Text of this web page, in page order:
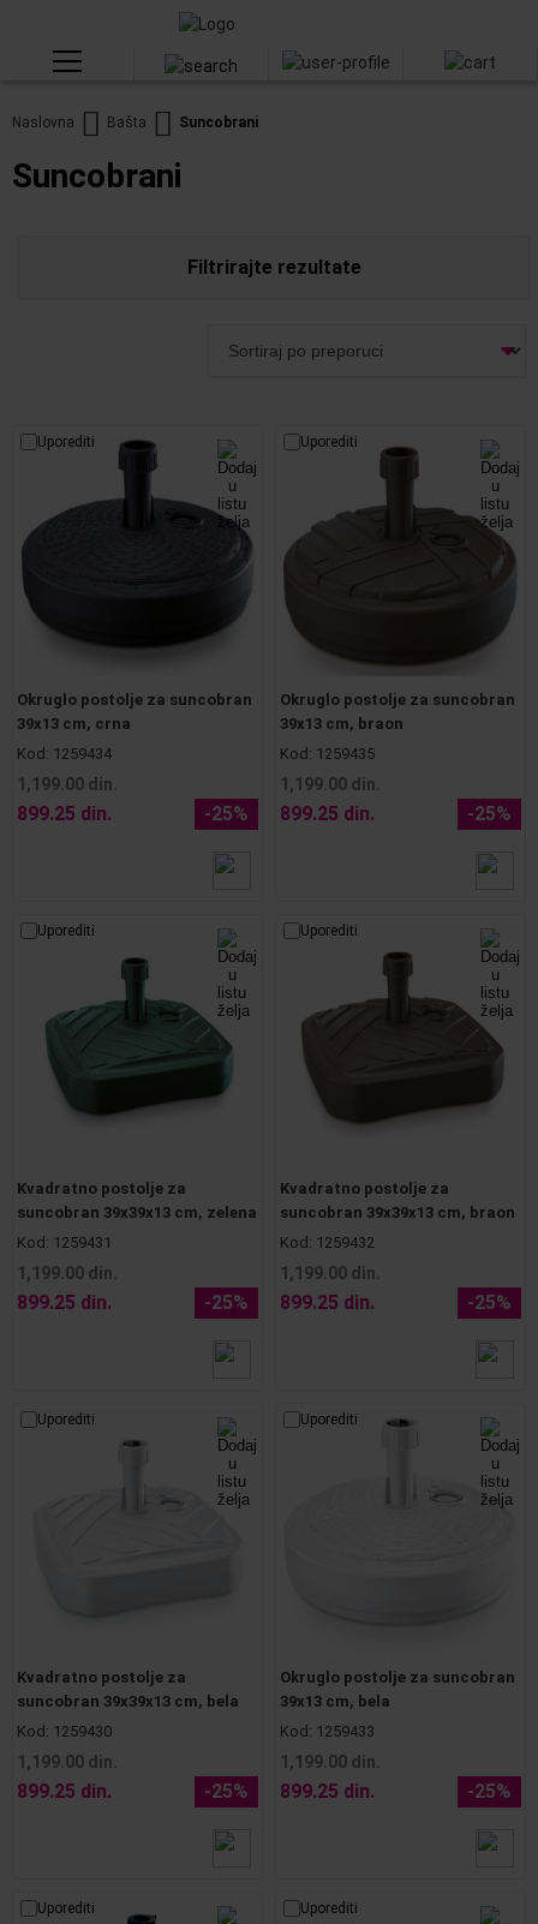
Naslovna Bašta Suncobrani
Suncobrani
Filtrirajte rezultate
Uporediti
Okruglo postolje za suncobran
39x13 cm, crna
Kod: 1259434
1,199.00 din.
899.25 din. -25%
Uporediti
Okruglo postolje za suncobran
39x13 cm, braon
Kod: 1259435
1,199.00 din.
899.25 din. -25%
Uporediti
Kvadratno postolje za
suncobran 39x39x13 cm, zelena
Kod: 1259431
1,199.00 din.
899.25 din. -25%
Uporediti
Kvadratno postolje za
suncobran 39x39x13 cm, braon
Kod: 1259432
1,199.00 din.
899.25 din. -25%
Uporediti
Kvadratno postolje za
suncobran 39x39x13 cm, bela
Kod: 1259430
1,199.00 din.
899.25 din. -25%
Uporediti
Okruglo postolje za suncobran
39x13 cm, bela
Kod: 1259433
1,199.00 din.
899.25 din. -25%
Uporediti Uporediti